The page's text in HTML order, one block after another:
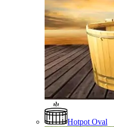
Hotpot Oval